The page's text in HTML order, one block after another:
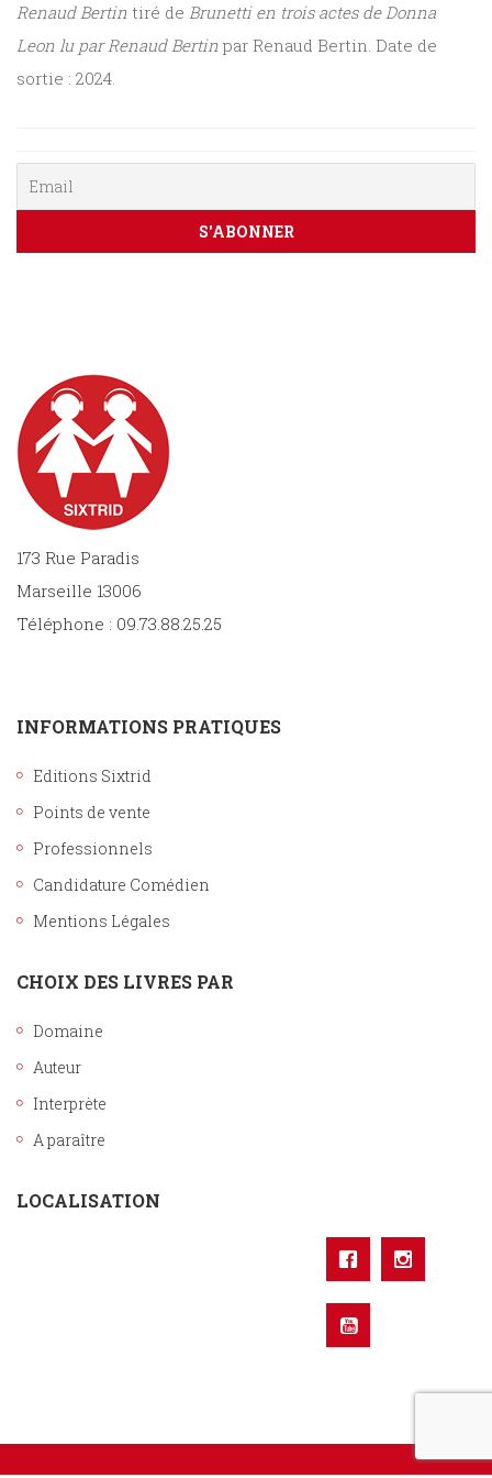
Sciences
humaines
PARAÎTRE
Renaud Bertin tiré de Brunetti en trois actes de Donna
Leon lu par Renaud Bertin par Renaud Bertin. Date de
sortie : 2024.
173 Rue Paradis
Marseille 13006
Téléphone : 09.73.88.25.25
INFORMATIONS PRATIQUES
Editions Sixtrid
Points de vente
Professionnels
Candidature Comédien
Mentions Légales
CHOIX DES LIVRES PAR
Domaine
Auteur
Interprète
A paraître
LOCALISATION